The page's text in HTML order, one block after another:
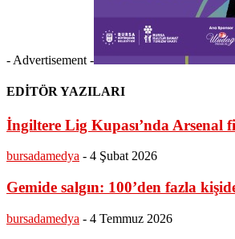
- Advertisement -
EDİTÖR YAZILARI
İngiltere Lig Kupası’nda Arsenal
bursadamedya - 4 Şubat 2026
Gemide salgın: 100’den fazla
bursadamedya - 4 Temmuz 2026